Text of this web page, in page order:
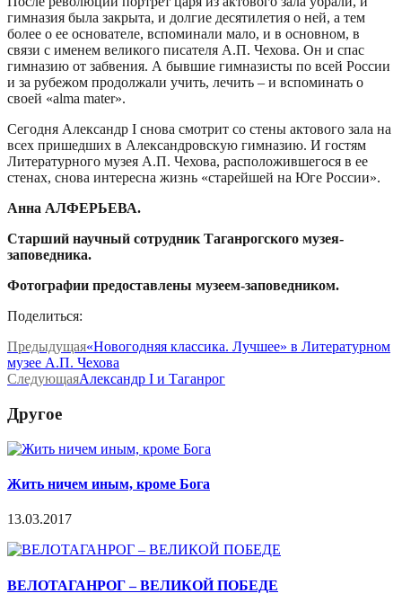
гимназия была закрыта, и долгие десятилетия о ней, а тем
более о ее основателе, вспоминали мало, и в основном, в
связи с именем великого писателя А.П. Чехова. Он и спас
гимназию от забвения. А бывшие гимназисты по всей России
и за рубежом продолжали учить, лечить – и вспоминать о
своей «alma mater».
Сегодня Александр I снова смотрит со стены актового зала на
всех пришедших в Александровскую гимназию. И гостям
Литературного музея А.П. Чехова, расположившегося в ее
стенах, снова интересна жизнь «старейшей на Юге России».
Анна АЛФЕРЬЕВА.
Старший научный сотрудник Таганрогского музея-
заповедника.
Фотографии предоставлены музеем-заповедником.
Поделиться:
Предыдущая«Новогодняя классика. Лучшее» в Литературном
музее А.П. Чехова
СледующаяАлександр I и Таганрог
Другое
Жить ничем иным, кроме Бога
13.03.2017
ВЕЛОТАГАНРОГ – ВЕЛИКОЙ ПОБЕДЕ